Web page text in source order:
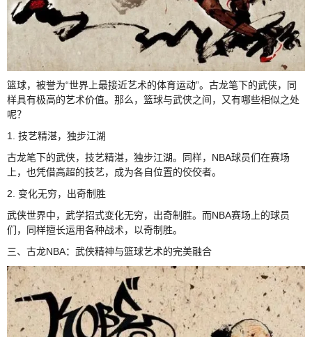
篮球，被誉为“世界上最接近艺术的体育运动”。古龙笔下的武侠，同
样具有极高的艺术价值。那么，篮球与武侠之间，又有哪些相似之处
呢？
1. 技艺精湛，独步江湖
古龙笔下的武侠，技艺精湛，独步江湖。同样，NBA球员们在赛场
上，也凭借高超的技艺，成为各自位置的佼佼者。
2. 变化无穷，出奇制胜
武侠世界中，武学招式变化无穷，出奇制胜。而NBA赛场上的球员
们，同样擅长运用各种战术，以奇制胜。
三、古龙NBA：武侠精神与篮球艺术的完美融合